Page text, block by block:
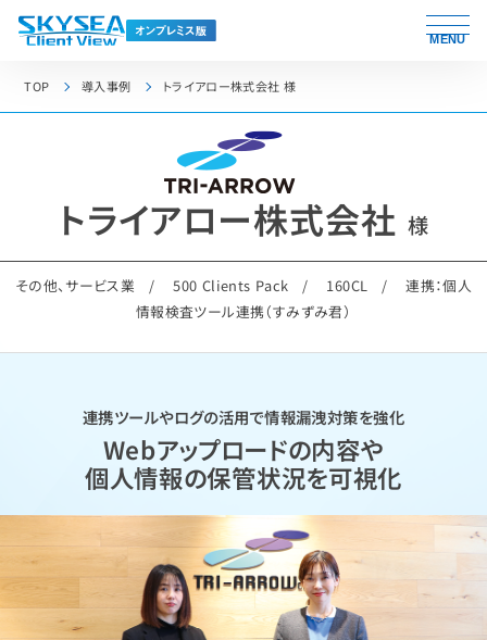
MENU
TOP 導入事例 トライアロー株式会社 様
トライアロー株式会社 様
その他、サービス業 500 Clients Pack 160CL
連携：個人
情報検査ツール連携（すみずみ君）
連携ツールやログの活用で情報漏洩対策を強化
Webアップロードの内容や
個人情報の保管状況を可視化